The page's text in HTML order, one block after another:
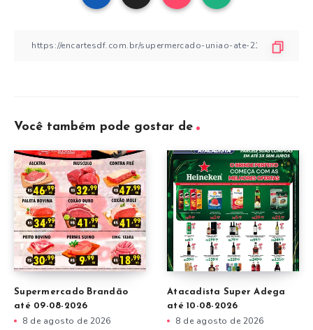
Você também pode gostar de
Supermercado Brandão
até 09-08-2026
8 de agosto de 2026
Atacadista Super Adega
até 10-08-2026
8 de agosto de 2026